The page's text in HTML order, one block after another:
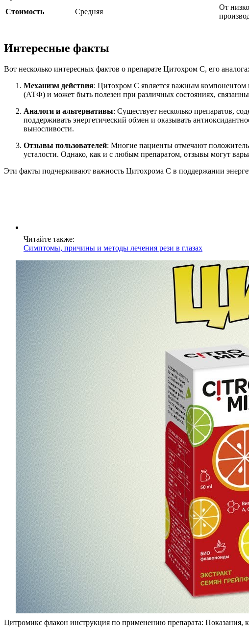
Стоимость
Средняя
От
Интересные факты
Вот несколько интересных фактов о препарате Цитохром C, его
Механизм действия: Цитохром C является важным компонентом
(АТФ) и может быть полезен при различных состояниях,
Аналоги и альтернативы: Существует несколько препаратов,
поддерживать энергетический обмен и оказывать
выносливости.
Отзывы пользователей: Многие пациенты отмечают
усталости. Однако, как и с любым препаратом, отзывы могут
Эти факты подчеркивают важность Цитохрома C в поддержании
Читайте также:
Симптомы, причины и методы лечения рези в глазах
Цитромикс флакон инструкция по применению препарата: Показания,